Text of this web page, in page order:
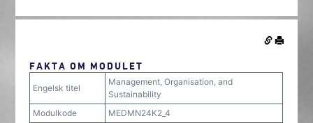
FAKTA OM MODULET
Engelsk titel
Management, Organisation, and
Sustainability
Modulkode
MEDMN24K2_4